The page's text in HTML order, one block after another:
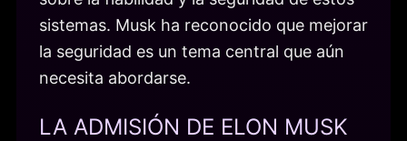
sistemas. Musk ha reconocido que mejorar
la seguridad es un tema central que aún
necesita abordarse.
LA ADMISIÓN DE ELON MUSK